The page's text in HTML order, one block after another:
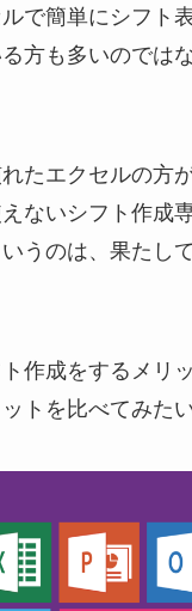
で簡単にシフト
方も多いのでは
たエクセルの方
ないシフト作成
うのは、果たし
作成をするメリ
トを比べてみた